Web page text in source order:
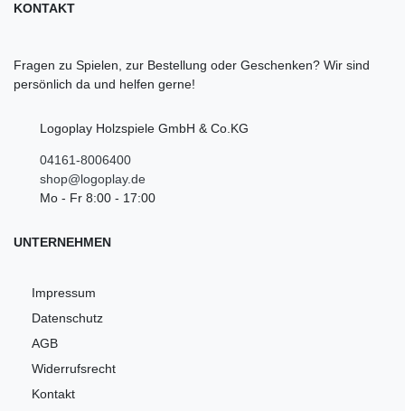
KONTAKT
Fragen zu Spielen, zur Bestellung oder Geschenken? Wir sind
persönlich da und helfen gerne!
Logoplay Holzspiele GmbH & Co.KG
04161-8006400
shop@logoplay.de
Mo - Fr 8:00 - 17:00
UNTERNEHMEN
Impressum
Datenschutz
AGB
Widerrufsrecht
Kontakt